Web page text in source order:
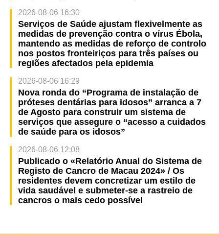
2026-08-06 16:30
Serviços de Saúde ajustam flexivelmente as
medidas de prevenção contra o vírus Ébola,
mantendo as medidas de reforço de controlo
nos postos fronteiriços para três países ou
regiões afectados pela epidemia
2026-08-06 16:29
Nova ronda do “Programa de instalação de
próteses dentárias para idosos” arranca a 7
de Agosto para construir um sistema de
serviços que assegure o “acesso a cuidados
de saúde para os idosos”
2026-08-06 12:08
Publicado o «Relatório Anual do Sistema de
Registo de Cancro de Macau 2024» / Os
residentes devem concretizar um estilo de
vida saudável e submeter-se a rastreio de
cancros o mais cedo possível